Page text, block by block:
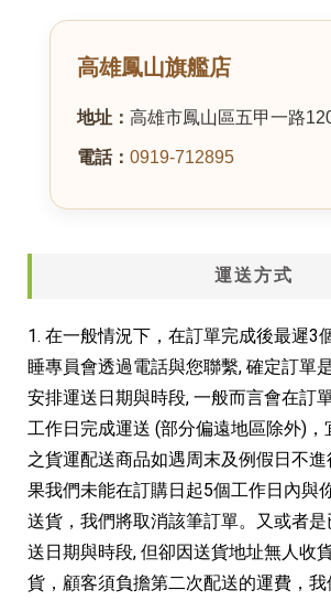
高雄鳳山旗艦店
地址： 高雄市鳳山區五甲一路
電話： 0919-712895
運送方式
1. 在一般情況下，在訂單完成後最遲3
睡專員會透過電話與您聯繫, 確定訂單
安排運送日期與時段, 一般而言會在訂
工作日完成運送 (部分偏遠地區除外)，
之貨運配送商品如遇周末及例假日不
果我們未能在訂購日起5個工作日內與
送貨，我們將取消該筆訂單。又或者
送日期與時段, 但卻因送貨地址無人收
貨，顧客須負擔第二次配送的運費，